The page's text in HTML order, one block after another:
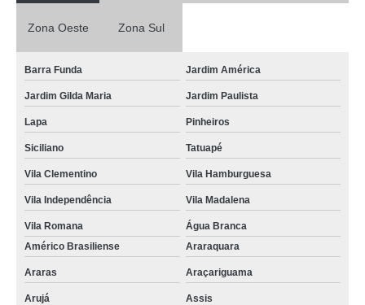
Zona Oeste Zona Sul
Barra Funda Jardim América
Jardim Gilda Maria Jardim Paulista
Lapa Pinheiros
Siciliano Tatuapé
Vila Clementino Vila Hamburguesa
Vila Independência Vila Madalena
Vila Romana
Água Branca
Américo Brasiliense
Araraquara
Araras Araçariguama
Arujá Assis